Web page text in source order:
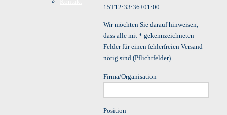
15T12:33:36+01:00
Wir möchten Sie darauf hinweisen,
dass alle mit * gekennzeichneten
Felder für einen fehlerfreien Versand
nötig sind (Pflichtfelder).
Firma/Organisation
Position